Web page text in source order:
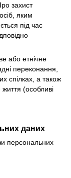
захист
яким
під час
або етнічне
переконання,
спілках, а також
(особливі
даних
персональних